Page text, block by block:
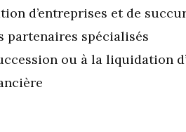
d’entreprises et de
partenaires spécialisés
ou à la liquidation